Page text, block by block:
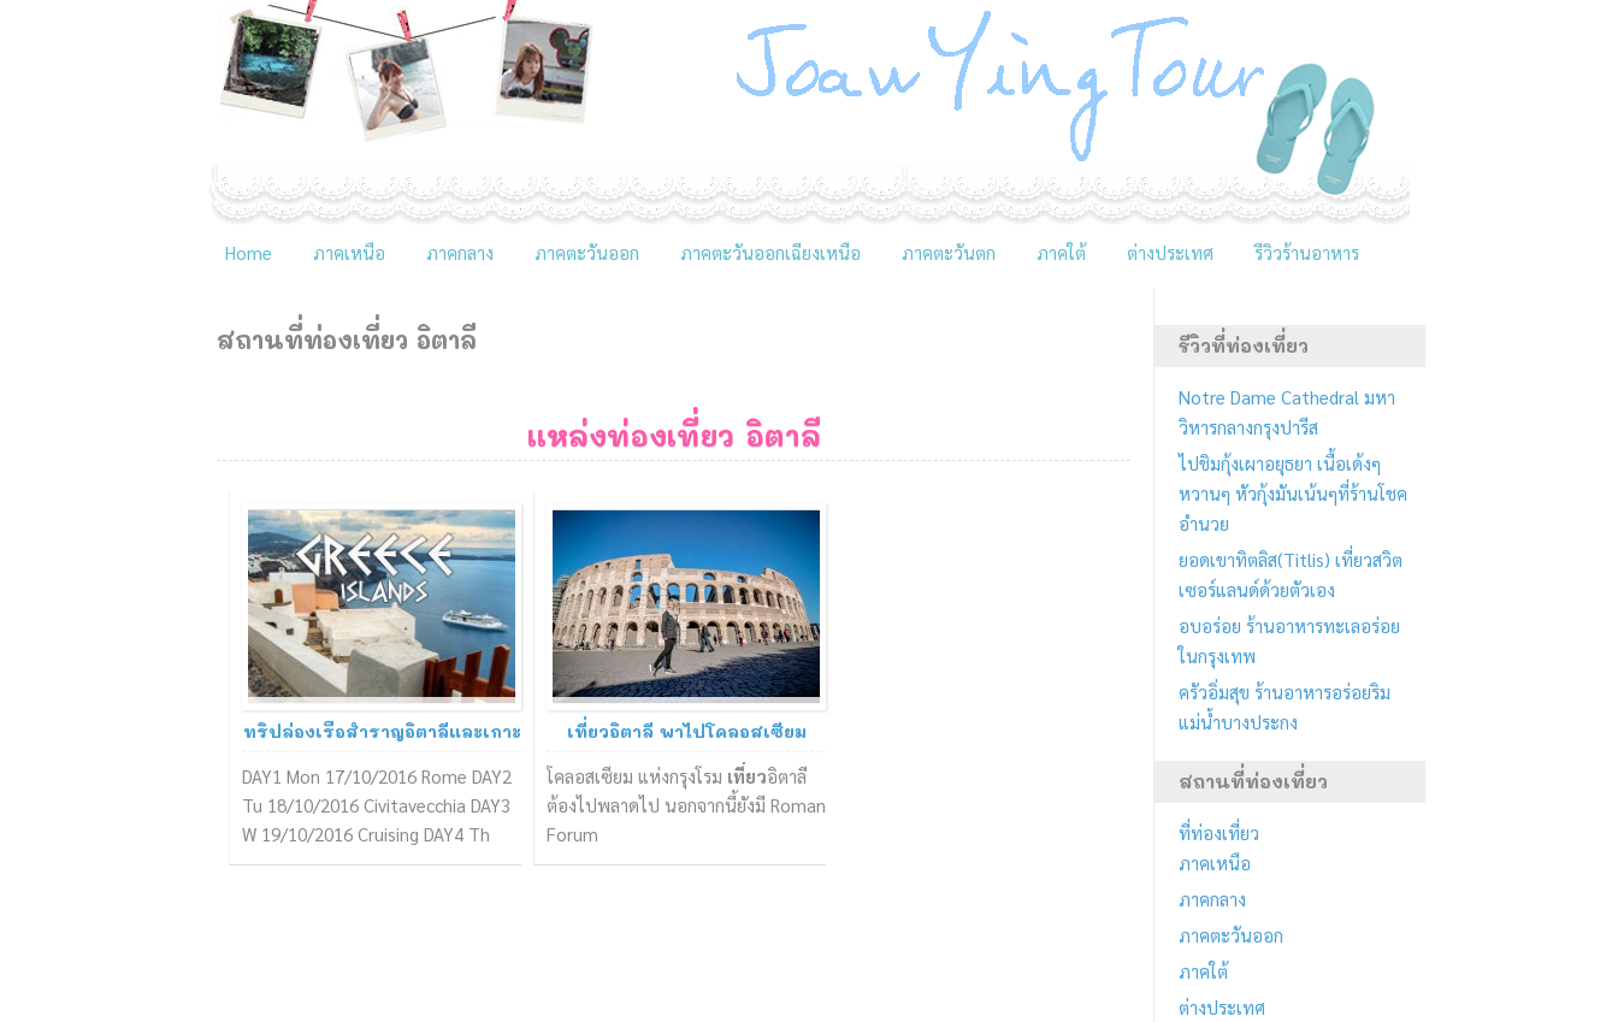
Home ภาคเหนือ ภาคกลาง ภาคตะวันออก ภาคตะวันออกเฉียงเหนือ ภาคตะวันตก ภาคใต้ ต่างประเทศ รีวิวร้านอาหาร
สถานที่ท่องเที่ยว อิตาลี
แหล่งท่องเที่ยว อิตาลี
16 September 2016 อ่านรีวิว
ทริปล่องเรือสําราญอิตาลีและเกาะ
กรีซ 10คืน (อิตาลี,กรีซ,ตุรกี)
DAY1 Mon 17/10/2016 Rome DAY2
Tu 18/10/2016 Civitavecchia DAY3
W 19/10/2016 Cruising DAY4 Th
20/10/2016 Chania,Crete เกาะฮา
17 January 2016 อ่านรีวิว
เที่ยวอิตาลี พาไปโคลอสเซียม
แห่งกรุงโรม
โคลอสเซียม แห่งกรุงโรม เที่ยวอิตาลี
ต้องไปพลาดไป นอกจากนี้ยังมี Roman
Forum
รีวิวที่ท่องเที่ยว
Notre Dame Cathedral มหา
วิหารกลางกรุงปารีส
ไปชิมกุ้งเผาอยุธยา เนื้อเด้งๆ
หวานๆ หัวกุ้งมันเน้นๆที่ร้านโชค
อำนวย
ยอดเขาทิตลิส(Titlis) เที่ยวสวิต
เซอร์แลนด์ด้วยตัวเอง
อบอร่อย ร้านอาหารทะเลอร่อย
ในกรุงเทพ
ครัวอิ่มสุข ร้านอาหารอร่อยริม
แม่น้ำบางประกง
สถานที่ท่องเที่ยว
ที่ท่องเที่ยว
ภาคเหนือ
ภาคกลาง
ภาคตะวันออก
ภาคใต้
ต่างประเทศ